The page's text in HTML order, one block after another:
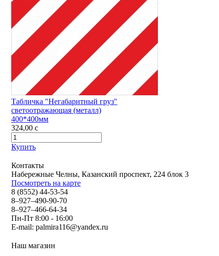
Табличка "Негабаритный груз"
светоотражающая (металл)
400*400мм
324,00 c
Купить
Контакты
Набережные Челны, Казанский проспект, 224 блок 3
Посмотреть на карте
8 (8552) 44-53-54
8–927–490-90-70
8–927–466-64-34
Пн-Пт 8:00 - 16:00
E-mail: palmira116@yandex.ru
Наш магазин